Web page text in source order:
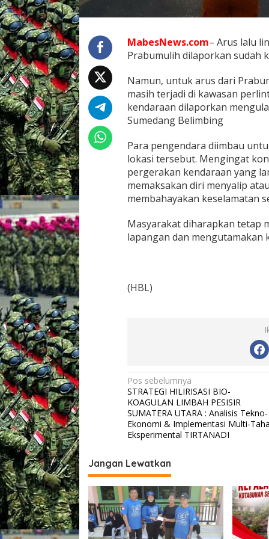
k
y
a
s
i
h
M
e
t
d
i
S
i
p
a
MabesNews.com– Arus lalu
Prabumulih dilaporkan sudah
Namun, untuk arus dari
masih terjadi di kawasan
kendaraan dilaporkan
Sumedang Belimbing
Para pengendara diimbau
lokasi tersebut. Mengingat
pergerakan kendaraan yang
memaksakan diri menyalip
membahayakan keselamatan
Masyarakat diharapkan tetap
lapangan dan mengutamakan
(HBL)
N
a
v
i
a
s
i
p
Pos sebelumnya
STRATEGI HILIRISASI BIO-
KOAGULAN LIMBAH PESISIR
SUMATERA UTARA : Analisis Tekno-
Ekonomi & Implementasi Multi-
Eksperimental TIRTANADI
Jangan Lewatkan